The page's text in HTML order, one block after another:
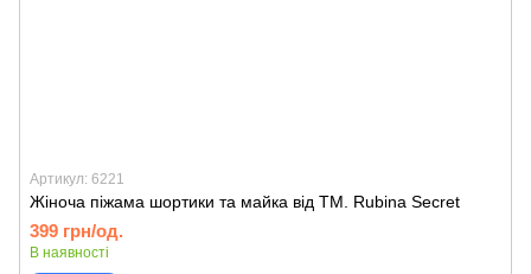
Артикул: 6221
Жіноча піжама шортики та майка від TM. Rubina Secret
399 грн/од.
В наявності